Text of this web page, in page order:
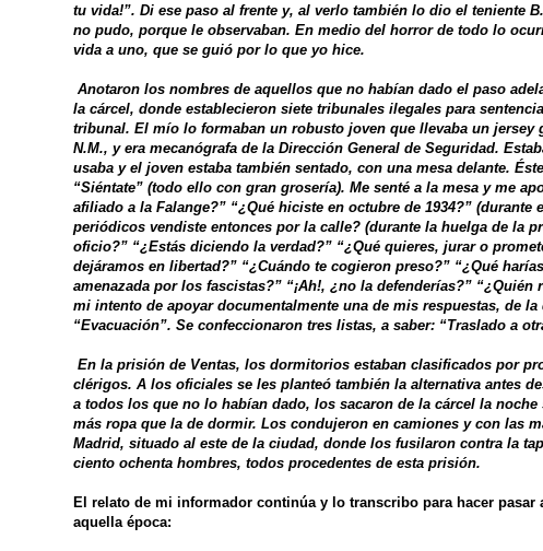
tu vida!”. Di ese paso al frente y, al verlo también lo dio el teniente
no pudo, porque le observaban. En medio del horror de todo lo
vida a uno, que se guió por lo que yo hice.
Anotaron los nombres de aquellos que no habían dado el paso
la cárcel, donde establecieron siete tribunales ilegales para
tribunal. El mío lo formaban un robusto joven que llevaba un
N.M., y era mecanógrafa de la Dirección General de Seguridad.
usaba y el joven estaba también sentado, con una mesa delante.
“Siéntate” (todo ello con gran grosería). Me senté a la mesa y me
afiliado a la Falange?” “¿Qué hiciste en octubre de 1934?”
periódicos vendiste entonces por la calle? (durante la huelga de la
oficio?” “¿Estás diciendo la verdad?” “¿Qué quieres, jurar o
dejáramos en libertad?” “¿Cuándo te cogieron preso?” “¿Qué
amenazada por los fascistas?” “¡Ah!, ¿no la defenderías?”
mi intento de apoyar documentalmente una de mis respuestas, de
“Evacuación”. Se confeccionaron tres listas, a saber: “Traslado a
En la prisión de Ventas, los dormitorios estaban clasificados por
clérigos. A los oficiales se les planteó también la alternativa antes
a todos los que no lo habían dado, los sacaron de la cárcel la
más ropa que la de dormir. Los condujeron en camiones y con las
Madrid, situado al este de la ciudad, donde los fusilaron contra la
ciento ochenta hombres, todos procedentes de esta prisión.
El relato de mi informador continúa y lo transcribo para hacer
aquella época: